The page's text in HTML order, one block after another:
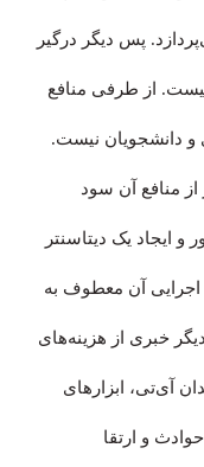
پس دیگر درگیر
از طرفی منافع
دانشجویان نیست.
از منافع آن سود
و ایجاد یک دیتاسنتر
آن معطوف به
خبری از هزینه‌های
آی‌تی، ابزارهای
و ارتقا